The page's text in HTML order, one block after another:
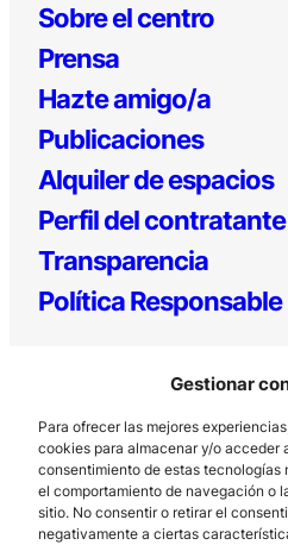
Gestionar
Para ofrecer las mejores
cookies para almacenar y/o acceder
consentimiento de estas tecnologías
el comportamiento de navegación o
sitio. No consentir o retirar el
negativamente a ciertas
Sobre el centro
Prensa
Hazte amigo/a
Publicaciones
Alquiler de espacios
Perfil del contratante
Transparencia
Política Responsable
Los Prados, 121 – 33203 Gijón
985 185 577 –